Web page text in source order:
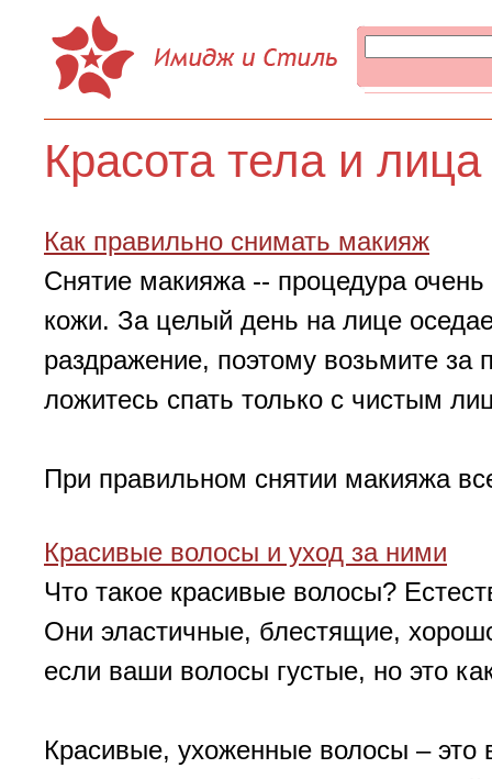
Красота тела и лица
Как правильно снимать макияж
Снятие макияжа -- процедура
кожи. За целый день на лице
раздражение, поэтому возьмите за
ложитесь спать только с чистым
При правильном снятии макияжа
Красивые волосы и уход за ними
Что такое красивые волосы?
Они эластичные, блестящие,
если ваши волосы густые, но это
Красивые, ухоженные волосы –